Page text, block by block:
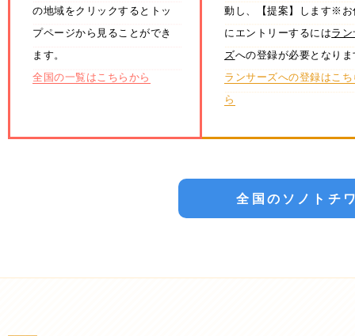
の地域をクリックするとトッ
プページから見ることができ
ます。
全国の一覧はこちらから
動し、【提案】します※お
にエントリーするにはラ
ズへの登録が必要となり
ランサーズへの登録はこ
ら
全国のソノトチ